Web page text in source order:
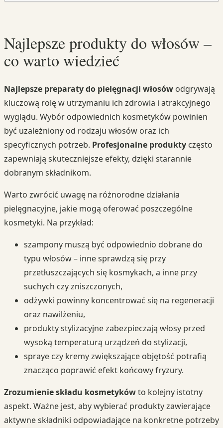
Najlepsze produkty do włosów –
co warto wiedzieć
Najlepsze preparaty do pielęgnacji włosów odgrywają
kluczową rolę w utrzymaniu ich zdrowia i atrakcyjnego
wyglądu. Wybór odpowiednich kosmetyków powinien
być uzależniony od rodzaju włosów oraz ich
specyficznych potrzeb. Profesjonalne produkty często
zapewniają skuteczniejsze efekty, dzięki starannie
dobranym składnikom.
Warto zwrócić uwagę na różnorodne działania
pielęgnacyjne, jakie mogą oferować poszczególne
kosmetyki. Na przykład:
szampony muszą być odpowiednio dobrane do
typu włosów – inne sprawdzą się przy
przetłuszczających się kosmykach, a inne przy
suchych czy zniszczonych,
odżywki powinny koncentrować się na regeneracji
oraz nawilżeniu,
produkty stylizacyjne zabezpieczają włosy przed
wysoką temperaturą urządzeń do stylizacji,
spraye czy kremy zwiększające objętość potrafią
znacząco poprawić efekt końcowy fryzury.
Zrozumienie składu kosmetykówto kolejny istotny
aspekt. Ważne jest, aby wybierać produkty zawierające
aktywne składniki odpowiadające na konkretne potrzeby